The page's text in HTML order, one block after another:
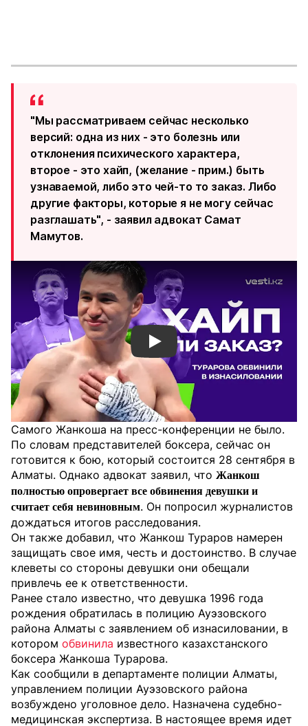
"Мы рассматриваем сейчас несколько
версий: одна из них - это болезнь или
отклонения психического характера,
второе - это хайп, (желание - прим.) быть
узнаваемой, либо это чей-то то заказ. Либо
другие факторы, которые я не могу сейчас
разглашать", - заявил адвокат Самат
Мамутов.
Смотреть видео YouTube
Самого Жанкоша на пресс-конференции не было.
По словам представителей боксера, сейчас он
готовится к бою, который состоится 28 сентября в
Алматы. Однако адвокат заявил, что Жанкош
полностью опровергает все обвинения девушки и
считает себя невиновным. Он попросил журналистов
дождаться итогов расследования.
Он также добавил, что Жанкош Тураров намерен
защищать свое имя, честь и достоинство. В случае
клеветы со стороны девушки они обещали
привлечь ее к ответственности.
Ранее стало известно, что девушка 1996 года
рождения обратилась в полицию Ауэзовского
района Алматы с заявлением об изнасиловании, в
котором обвинила известного казахстанского
боксера Жанкоша Турарова.
Как сообщили в департаменте полиции Алматы,
управлением полиции Ауэзовского района
возбуждено уголовное дело. Назначена судебно-
медицинская экспертиза. В настоящее время идет